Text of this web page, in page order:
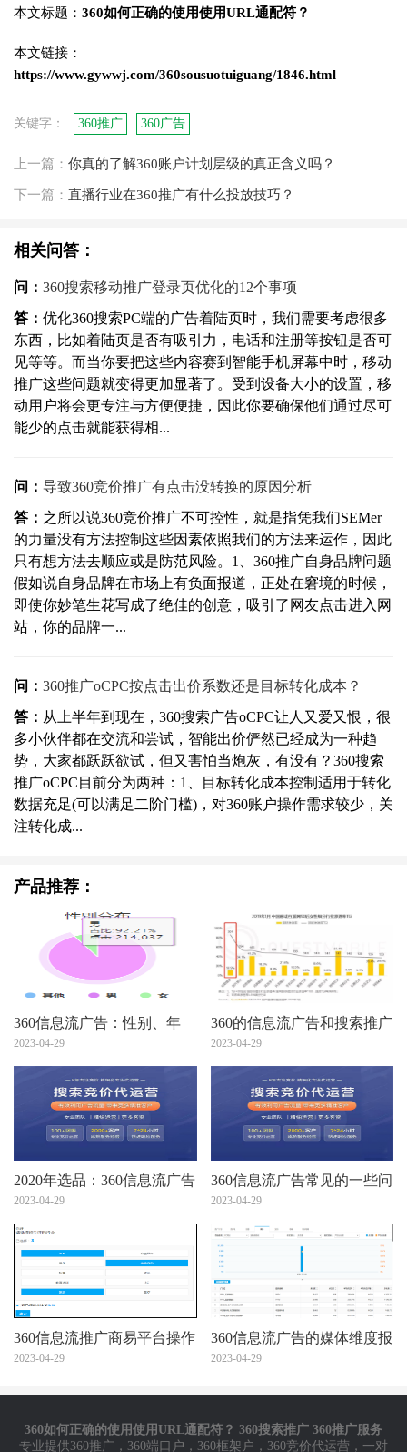
本文标题： 360如何正确的使用使用URL通配符？
本文链接：
https://www.gywwj.com/360sousuotuiguang/1846.html
关键字： 360推广 360广告
上一篇： 你真的了解360账户计划层级的真正含义吗？
下一篇： 直播行业在360推广有什么投放技巧？
相关问答：
问： 360搜索移动推广登录页优化的12个事项
答： 优化360搜索PC端的广告着陆页时，我们需要考虑很多
东西，比如着陆页是否有吸引力，电话和注册等按钮是否可
见等等。而当你要把这些内容赛到智能手机屏幕中时，移动
推广这些问题就变得更加显著了。受到设备大小的设置，移
动用户将会更专注与方便便捷，因此你要确保他们通过尽可
能少的点击就能获得相...
问： 导致360竞价推广有点击没转换的原因分析
答： 之所以说360竞价推广不可控性，就是指凭我们SEMer
的力量没有方法控制这些因素依照我们的方法来运作，因此
只有想方法去顺应或是防范风险。1、360推广自身品牌问题
假如说自身品牌在市场上有负面报道，正处在窘境的时候，
即使你妙笔生花写成了绝佳的创意，吸引了网友点击进入网
站，你的品牌一...
问： 360推广oCPC按点击出价系数还是目标转化成本？
答： 从上半年到现在，360搜索广告oCPC让人又爱又恨，很
多小伙伴都在交流和尝试，智能出价俨然已经成为一种趋
势，大家都跃跃欲试，但又害怕当炮灰，有没有？360搜索
推广oCPC目前分为两种：1、目标转化成本控制适用于转化
数据充足(可以满足二阶门槛)，对360账户操作需求较少，关
注转化成...
产品推荐：
360信息流广告：性别、年
龄、地域，你真的会设么？
2023-04-29
360的信息流广告和搜索推广
简单的介绍您看看！
2023-04-29
2020年选品：360信息流广告
投放趋势看出12个潜力爆
款！
2023-04-29
360信息流广告常见的一些问
题
2023-04-29
360信息流推广商易平台操作
说明
2023-04-29
360信息流广告的媒体维度报
表
2023-04-29
360如何正确的使用使用URL通配符？ 360搜索推广 360推广服务
专业提供360推广 ， 360端口户 ， 360框架户 ， 360竞价代运营 ，一对